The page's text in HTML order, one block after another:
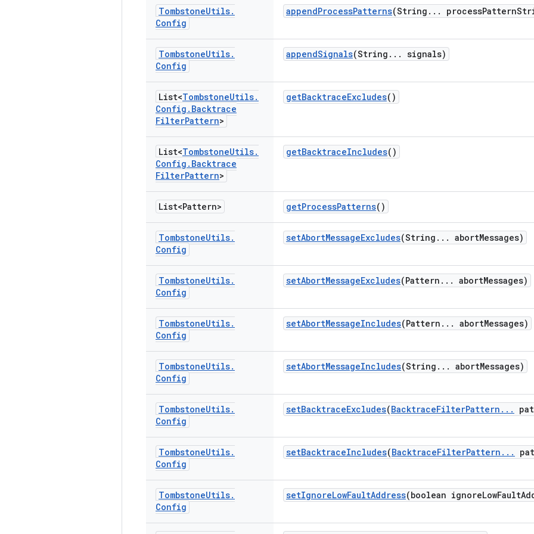
TombstoneUtils.
Config
appendProcessPatterns(String . . . processPattern
TombstoneUtils.
Config
appendSignals(String . . . signals)
List<TombstoneUtils.
Config . Backtrace
FilterPattern>
getBacktraceExcludes()
List<TombstoneUtils.
Config . Backtrace
FilterPattern>
getBacktraceIncludes()
List<Pattern> getProcessPatterns()
TombstoneUtils.
Config
setAbortMessageExcludes(String . . . abortMessages)
TombstoneUtils.
Config
setAbortMessageExcludes(Pattern . . . abortMessages)
TombstoneUtils.
Config
setAbortMessageIncludes(Pattern . . . abortMessages)
TombstoneUtils.
Config
setAbortMessageIncludes(String . . . abortMessages)
TombstoneUtils.
Config
setBacktraceExcludes(BacktraceFilterPattern . . .
TombstoneUtils.
Config
setBacktraceIncludes(BacktraceFilterPattern . . .
TombstoneUtils.
Config
setIgnoreLowFaultAddress(boolean ignoreLowFault